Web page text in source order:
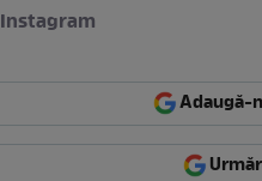
Instagram
Adaugă-